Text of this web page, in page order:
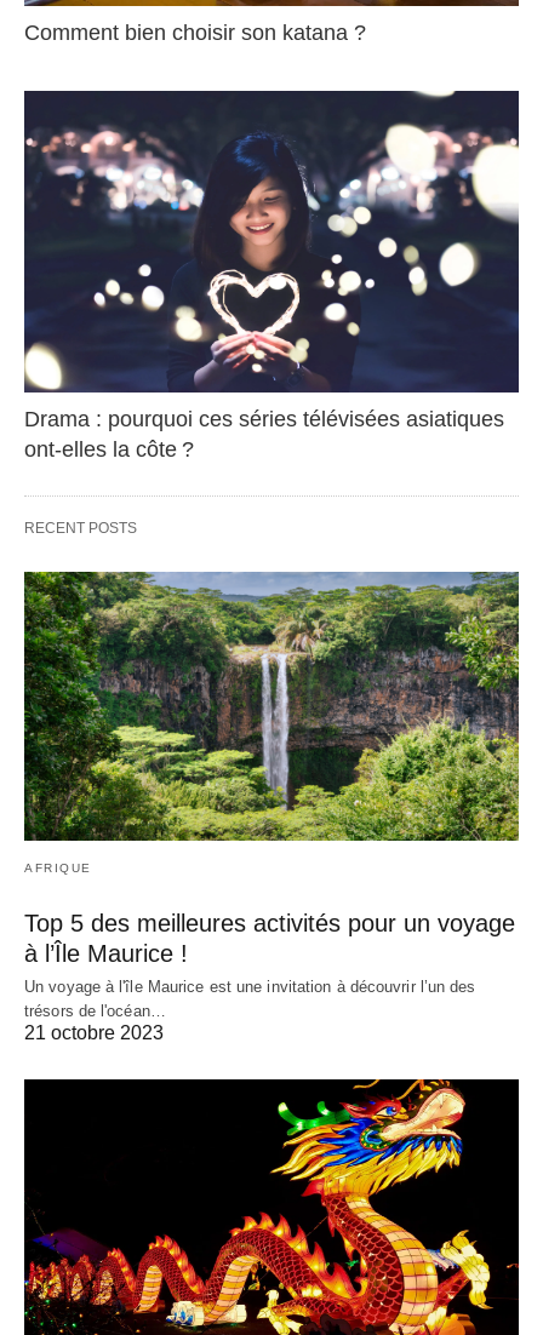
Comment bien choisir son katana ?
Drama : pourquoi ces séries télévisées asiatiques
ont-elles la côte ?
RECENT POSTS
AFRIQUE
Top 5 des meilleures activités pour un voyage
à l’Île Maurice !
Un voyage à l'île Maurice est une invitation à découvrir l’un des
trésors de l'océan…
21 octobre 2023